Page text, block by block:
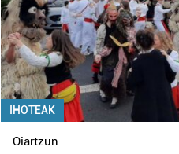
IHOTEAK
Oiartzun